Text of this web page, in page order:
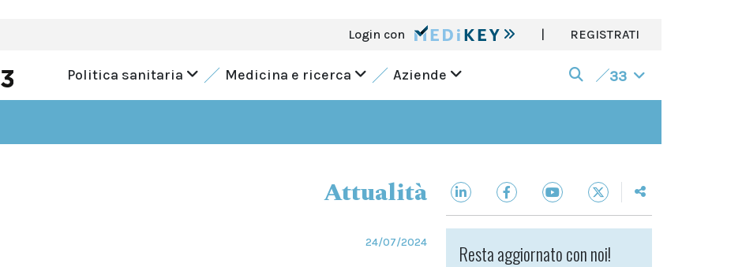
Login con | REGISTRATI
Politica sanitaria Medicina e ricerca Aziende 33
Attualità
24/07/2024 Resta aggiornato con noi!